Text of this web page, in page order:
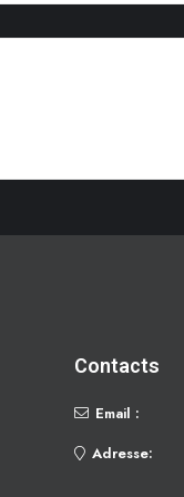
Contacts
Email :
Adresse: